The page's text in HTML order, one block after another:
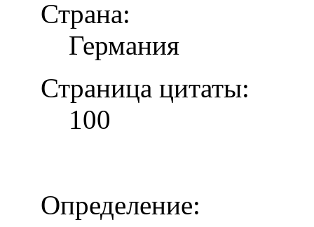
Страна:
Германия
Страница цитаты:
100
Определение: